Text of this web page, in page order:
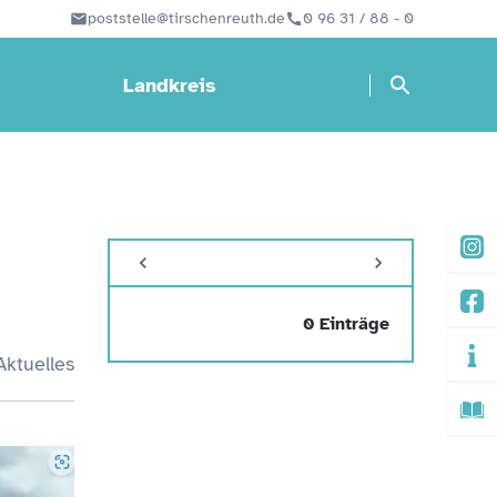
poststelle@tirschenreuth.de 0 96 31 / 88 - 0
Landkreis
0 Einträge